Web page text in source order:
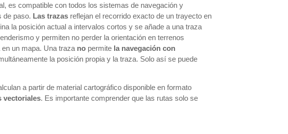
es compatible con todos los sistemas de navegación y
de paso. Las trazas reflejan el recorrido exacto de un trayecto en
la posición actual a intervalos cortos y se añade a una traza
y permiten no perder la orientación en terrenos
un mapa. Una traza no permite la navegación con
la posición propia y la traza. Solo así se puede
a partir de material cartográfico disponible en formato
vectoriales. Es importante comprender que las rutas solo se